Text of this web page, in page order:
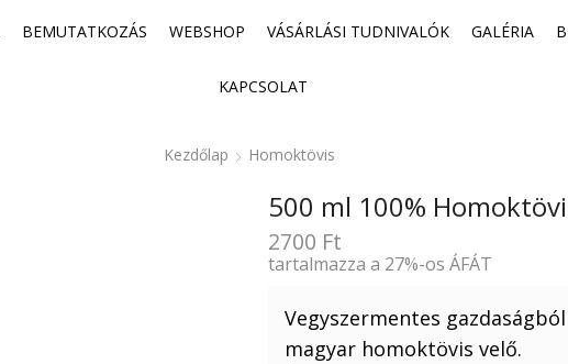
BEMUTATKOZÁS WEBSHOP VÁSÁRLÁSI TUDNIVALÓK GALÉRIA
KAPCSOLAT
Kezdőlap Homoktövis
500 ml 100%
2700 Ft
tartalmazza a 27%-os ÁFÁT
Vegyszermentes
magyar homoktövis velő.